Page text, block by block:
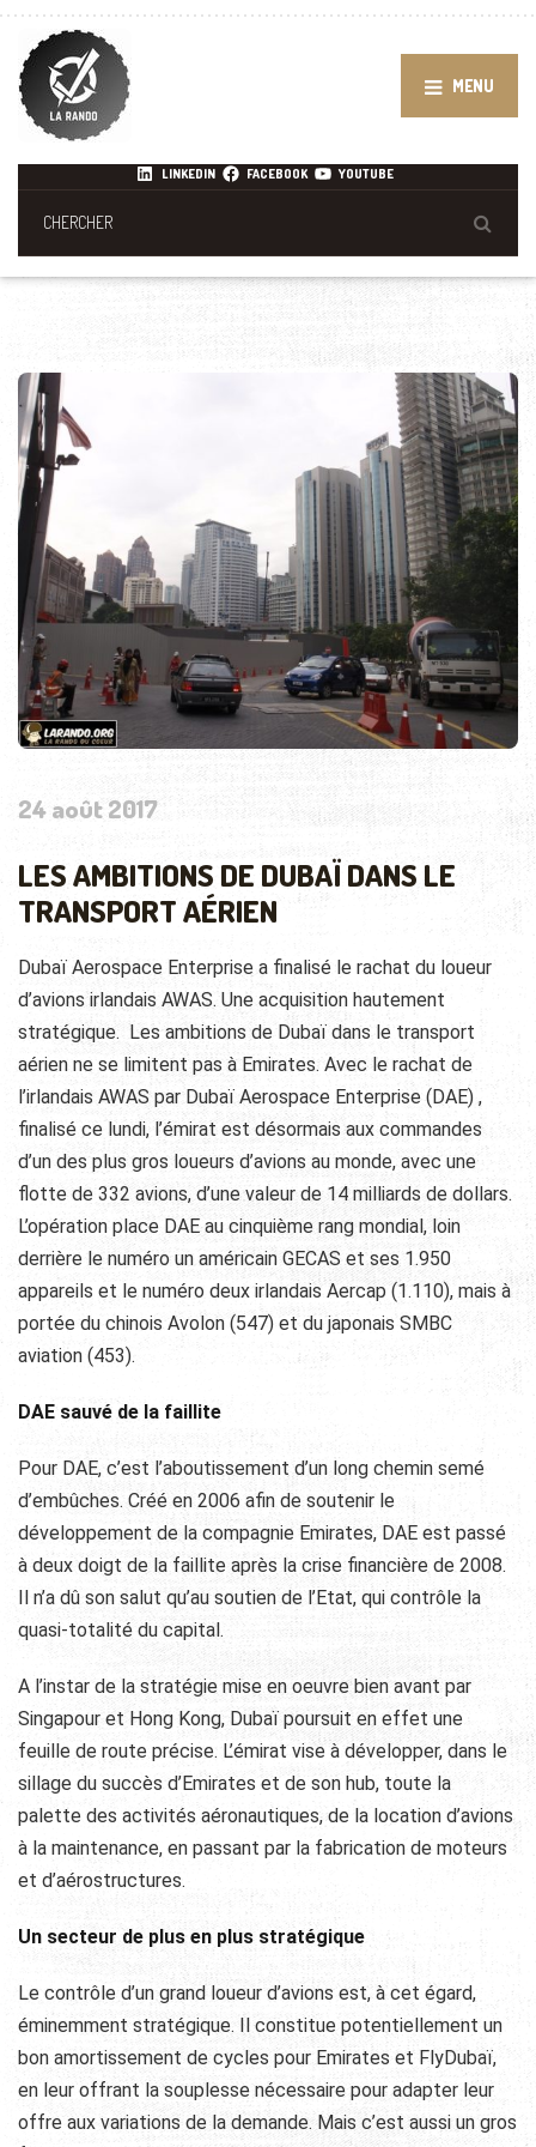
MENU
LINKEDIN FACEBOOK YOUTUBE
24 août 2017
LES AMBITIONS DE DUBAÏ DANS LE
TRANSPORT AÉRIEN
Dubaï Aerospace Enterprise a finalisé le rachat du loueur
d’avions irlandais AWAS. Une acquisition hautement
stratégique. Les ambitions de Dubaï dans le transport
aérien ne se limitent pas à Emirates. Avec le rachat de
l’irlandais AWAS par Dubaï Aerospace Enterprise (DAE) ,
finalisé ce lundi, l’émirat est désormais aux commandes
d’un des plus gros loueurs d’avions au monde, avec une
flotte de 332 avions, d’une valeur de 14 milliards de dollars.
L’opération place DAE au cinquième rang mondial, loin
derrière le numéro un américain GECAS et ses 1.950
appareils et le numéro deux irlandais Aercap (1.110), mais à
portée du chinois Avolon (547) et du japonais SMBC
aviation (453).
DAE sauvé de la faillite
Pour DAE, c’est l’aboutissement d’un long chemin semé
d’embûches. Créé en 2006 afin de soutenir le
développement de la compagnie Emirates, DAE est passé
à deux doigt de la faillite après la crise financière de 2008.
Il n’a dû son salut qu’au soutien de l’Etat, qui contrôle la
quasi-totalité du capital.
A l’instar de la stratégie mise en oeuvre bien avant par
Singapour et Hong Kong, Dubaï poursuit en effet une
feuille de route précise. L’émirat vise à développer, dans le
sillage du succès d’Emirates et de son hub, toute la
palette des activités aéronautiques, de la location d’avions
à la maintenance, en passant par la fabrication de moteurs
et d’aérostructures.
Un secteur de plus en plus stratégique
Le contrôle d’un grand loueur d’avions est, à cet égard,
éminemment stratégique. Il constitue potentiellement un
bon amortissement de cycles pour Emirates et FlyDubaï,
en leur offrant la souplesse nécessaire pour adapter leur
offre aux variations de la demande. Mais c’est aussi un gros